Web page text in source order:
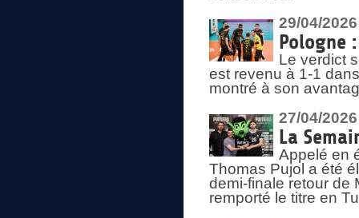
29/04/2026
Pologne
Le verdict
est revenu à 1-1
montré à son
27/04/2026
La
Appelé en
Thomas Pujol a été
demi-finale retour de
remporté le titre en